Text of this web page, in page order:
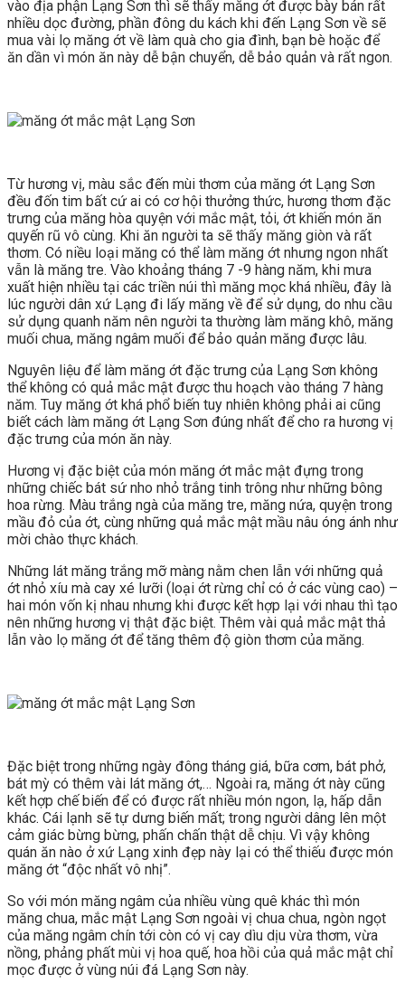
vào địa phận Lạng Sơn thì sẽ thấy măng ớt được bày bán rất
nhiều dọc đường, phần đông du kách khi đến Lạng Sơn về sẽ
mua vài lọ măng ớt về làm quà cho gia đình, bạn bè hoặc để
ăn dần vì món ăn này dễ bận chuyển, dễ bảo quản và rất ngon.
Từ hương vị, màu sắc đến mùi thơm của măng ớt Lạng Sơn
đều đốn tim bất cứ ai có cơ hội thưởng thức, hương thơm đặc
trưng của măng hòa quyện với mắc mật, tỏi, ớt khiến món ăn
quyến rũ vô cùng. Khi ăn người ta sẽ thấy măng giòn và rất
thơm. Có niều loại măng có thể làm măng ớt nhưng ngon nhất
vẫn là măng tre. Vào khoảng tháng 7 -9 hàng năm, khi mưa
xuất hiện nhiều tại các triền núi thì măng mọc khá nhiều, đây là
lúc người dân xứ Lạng đi lấy măng về để sử dụng, do nhu cầu
sử dụng quanh năm nên người ta thường làm măng khô, măng
muối chua, măng ngâm muối để bảo quản măng được lâu.
Nguyên liệu để làm măng ớt đặc trưng của Lạng Sơn không
thể không có quả mắc mật được thu hoạch vào tháng 7 hàng
năm. Tuy măng ớt khá phổ biến tuy nhiên không phải ai cũng
biết cách làm măng ớt Lạng Sơn đúng nhất để cho ra hương vị
đặc trưng của món ăn này.
Hương vị đặc biệt của món măng ớt mắc mật đựng trong
những chiếc bát sứ nho nhỏ trắng tinh trông như những bông
hoa rừng. Màu trắng ngà của măng tre, măng nứa, quyện trong
mầu đỏ của ớt, cùng những quả mắc mật mầu nâu óng ánh như
mời chào thực khách.
Những lát măng trắng mỡ màng nằm chen lẫn với những quả
ớt nhỏ xíu mà cay xé lưỡi (loại ớt rừng chỉ có ở các vùng cao) –
hai món vốn kị nhau nhưng khi được kết hợp lại với nhau thì tạo
nên những hương vị thật đặc biệt. Thêm vài quả mắc mật thả
lẫn vào lọ măng ớt để tăng thêm độ giòn thơm của măng.
Đặc biệt trong những ngày đông tháng giá, bữa cơm, bát phở,
bát mỳ có thêm vài lát măng ớt,… Ngoài ra, măng ớt này cũng
kết hợp chế biến để có được rất nhiều món ngon, lạ, hấp dẫn
khác. Cái lạnh sẽ tự dưng biến mất; trong người dâng lên một
cảm giác bừng bừng, phấn chấn thật dễ chịu. Vì vậy không
quán ăn nào ở xứ Lạng xinh đẹp này lại có thể thiếu được món
măng ớt “độc nhất vô nhị”.
So với món măng ngâm của nhiều vùng quê khác thì món
măng chua, mắc mật Lạng Sơn ngoài vị chua chua, ngòn ngọt
của măng ngâm chín tới còn có vị cay dìu dịu vừa thơm, vừa
nồng, phảng phất mùi vị hoa quế, hoa hồi của quả mắc mật chỉ
mọc được ở vùng núi đá Lạng Sơn này.